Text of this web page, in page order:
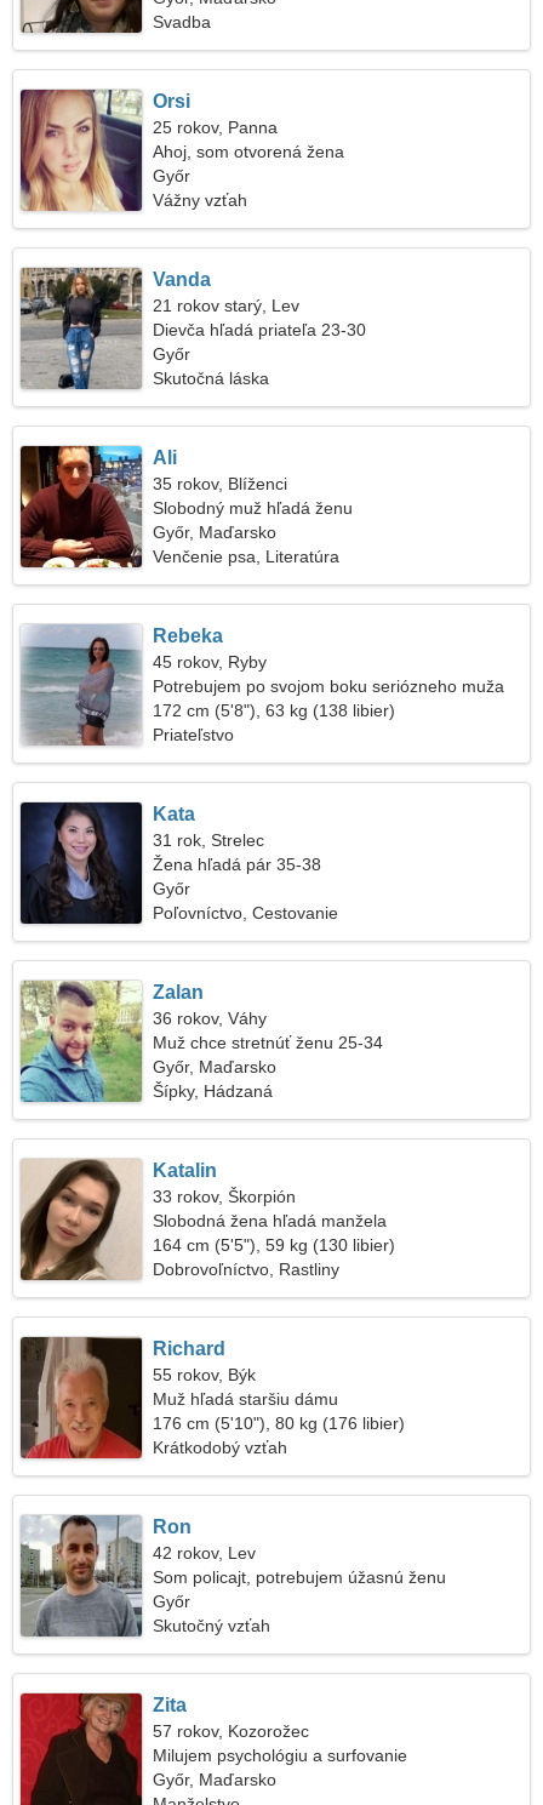
Svadba
Orsi
25 rokov, Panna
Ahoj, som otvorená žena
Győr
Vážny vzťah
Vanda
21 rokov starý, Lev
Dievča hľadá priateľa 23-30
Győr
Skutočná láska
Ali
35 rokov, Blíženci
Slobodný muž hľadá ženu
Győr, Maďarsko
Venčenie psa, Literatúra
Rebeka
45 rokov, Ryby
Potrebujem po svojom boku seriózneho muža
172 cm (5'8"), 63 kg (138 libier)
Priateľstvo
Kata
31 rok, Strelec
Žena hľadá pár 35-38
Győr
Poľovníctvo, Cestovanie
Zalan
36 rokov, Váhy
Muž chce stretnúť ženu 25-34
Győr, Maďarsko
Šípky, Hádzaná
Katalin
33 rokov, Škorpión
Slobodná žena hľadá manžela
164 cm (5'5"), 59 kg (130 libier)
Dobrovoľníctvo, Rastliny
Richard
55 rokov, Býk
Muž hľadá staršiu dámu
176 cm (5'10"), 80 kg (176 libier)
Krátkodobý vzťah
Ron
42 rokov, Lev
Som policajt, potrebujem úžasnú ženu
Győr
Skutočný vzťah
Zita
57 rokov, Kozorožec
Milujem psychológiu a surfovanie
Győr, Maďarsko